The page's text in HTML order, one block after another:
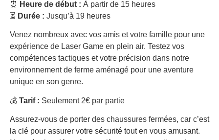
⏰ Heure de début : À partir de 15 heures
⏳ Durée : Jusqu’à 19 heures
Venez nombreux avec vos amis et votre famille pour une
expérience de Laser Game en plein air. Testez vos
compétences tactiques et votre précision dans notre
environnement de ferme aménagé pour une aventure
unique en son genre.
💰 Tarif : Seulement 2€ par partie
Assurez-vous de porter des chaussures fermées, car c’est
la clé pour assurer votre sécurité tout en vous amusant.